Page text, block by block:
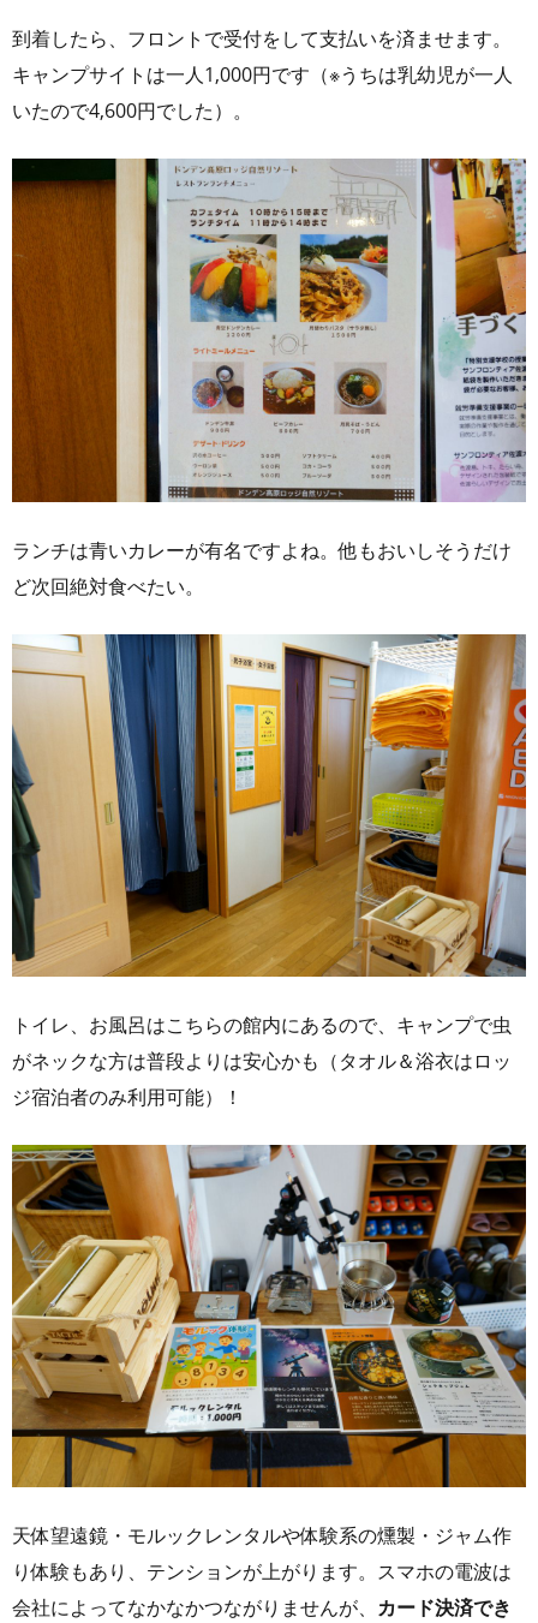
到着したら、フロントで受付をして支払いを済ませます。
キャンプサイトは一人1,000円です（※うちは乳幼児が一人
いたので4,600円でした）。
ランチは青いカレーが有名ですよね。他もおいしそうだけ
ど次回絶対食べたい。
トイレ、お風呂はこちらの館内にあるので、キャンプで虫
がネックな方は普段よりは安心かも（タオル＆浴衣はロッ
ジ宿泊者のみ利用可能）！
天体望遠鏡・モルックレンタルや体験系の燻製・ジャム作
り体験もあり、テンションが上がります。スマホの電波は
会社によってなかなかつながりませんが、 カード決済でき